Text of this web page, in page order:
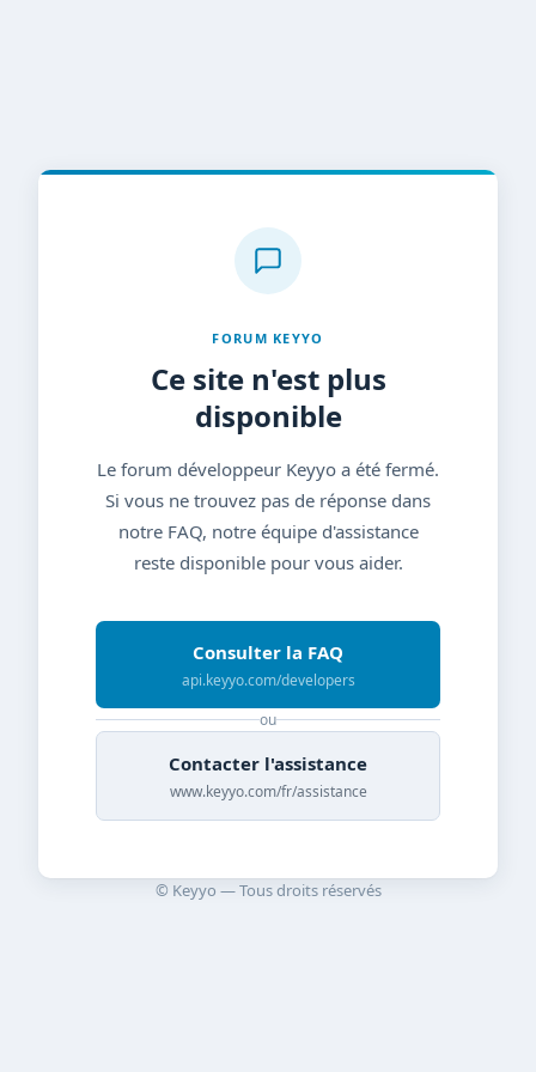
FORUM KEYYO
Ce site n'est plus
disponible
Le forum développeur Keyyo a été fermé.
Si vous ne trouvez pas de réponse dans
notre FAQ, notre équipe d'assistance
reste disponible pour vous aider.
Consulter la FAQ
api.keyyo.com/developers
ou
Contacter l'assistance
www.keyyo.com/fr/assistance
© Keyyo — Tous droits réservés